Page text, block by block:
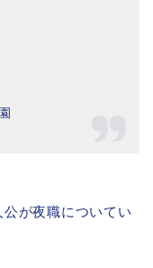
が夜職についてい